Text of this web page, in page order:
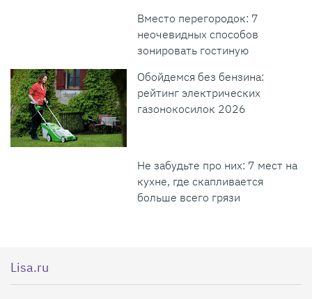
Вместо перегородок: 7
неочевидных способов
зонировать гостиную
Обойдемся без бензина:
рейтинг электрических
газонокосилок 2026
Не забудьте про них: 7 мест на
кухне, где скапливается
больше всего грязи
Lisa.ru